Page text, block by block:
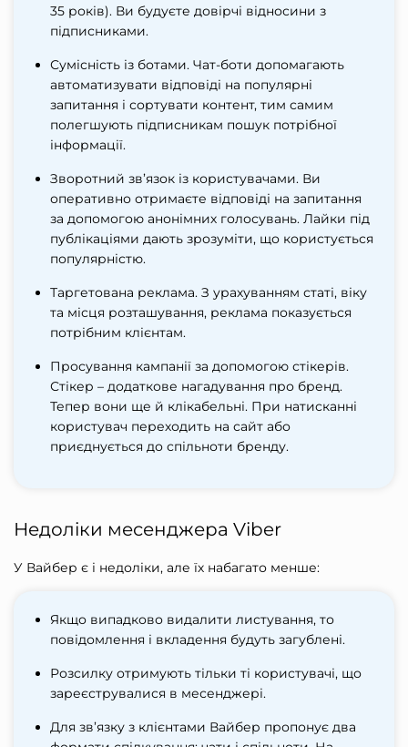
35 років). Ви будуєте довірчі відносини з
підписниками.
Сумісність із ботами. Чат-боти допомагають
автоматизувати відповіді на популярні
запитання і сортувати контент, тим самим
полегшують підписникам пошук потрібної
інформації.
Зворотний зв’язок із користувачами. Ви
оперативно отримаєте відповіді на запитання
за допомогою анонімних голосувань. Лайки під
публікаціями дають зрозуміти, що користується
популярністю.
Таргетована реклама. З урахуванням статі, віку
та місця розташування, реклама показується
потрібним клієнтам.
Просування кампанії за допомогою стікерів.
Стікер – додаткове нагадування про бренд.
Тепер вони ще й клікабельні. При натисканні
користувач переходить на сайт або
приєднується до спільноти бренду.
Недоліки месенджера Viber
У Вайбер є і недоліки, але їх набагато менше:
Якщо випадково видалити листування, то
повідомлення і вкладення будуть загублені.
Розсилку отримують тільки ті користувачі, що
зареєструвалися в месенджері.
Для зв’язку з клієнтами Вайбер пропонує два